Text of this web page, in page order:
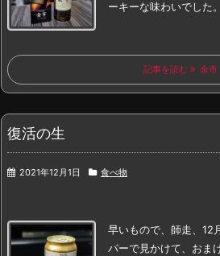
ーキーな味わいでした
記事を読む 余市
復活の生
2021年12月1日 食べ物
早いもので、師走、12
パーで見かけて、 おま